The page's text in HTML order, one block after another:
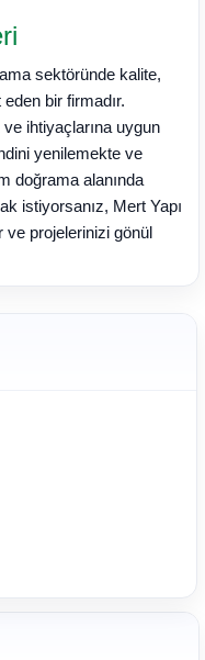
sektöründe kalite,
bir firmadır.
ihtiyaçlarına uygun
yenilemekte ve
doğrama alanında
istiyorsanız, Mert Yapı
ve projelerinizi gönül